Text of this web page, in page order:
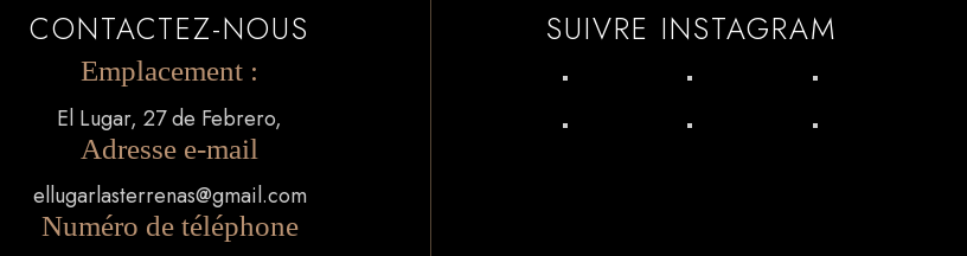
CONTACTEZ-NOUS
Emplacement :
El Lugar, 27 de Febrero,
Adresse e-mail
ellugarlasterrenas@gmail.com
Numéro de téléphone
SUIVRE INSTAGRAM